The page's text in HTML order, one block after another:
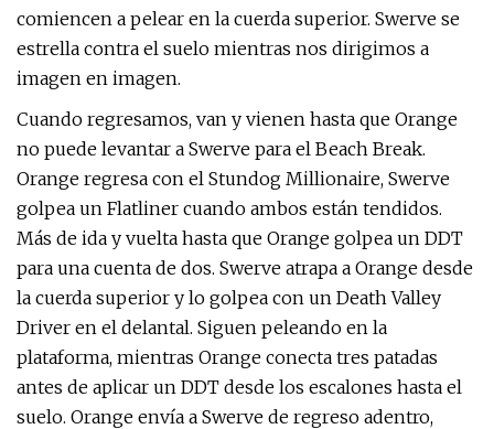
comiencen a pelear en la cuerda superior. Swerve se
estrella contra el suelo mientras nos dirigimos a
imagen en imagen.
Cuando regresamos, van y vienen hasta que Orange
no puede levantar a Swerve para el Beach Break.
Orange regresa con el Stundog Millionaire, Swerve
golpea un Flatliner cuando ambos están tendidos.
Más de ida y vuelta hasta que Orange golpea un DDT
para una cuenta de dos. Swerve atrapa a Orange desde
la cuerda superior y lo golpea con un Death Valley
Driver en el delantal. Siguen peleando en la
plataforma, mientras Orange conecta tres patadas
antes de aplicar un DDT desde los escalones hasta el
suelo. Orange envía a Swerve de regreso adentro,